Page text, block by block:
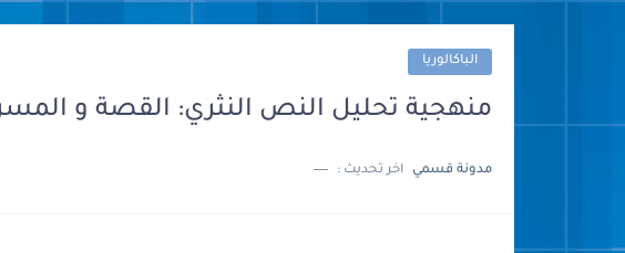
الباكالوريا
منهجية تحليل النص النثري: القصة و
مدونة قسمي اخر تحديث :